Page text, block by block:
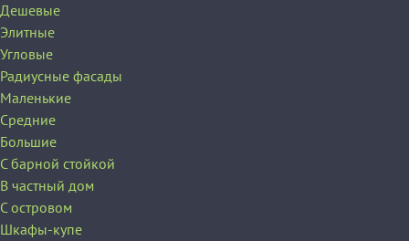
Дешевые
Элитные
Угловые
Радиусные фасады
Маленькие
Средние
Большие
С барной стойкой
В частный дом
C островом
Шкафы-купе